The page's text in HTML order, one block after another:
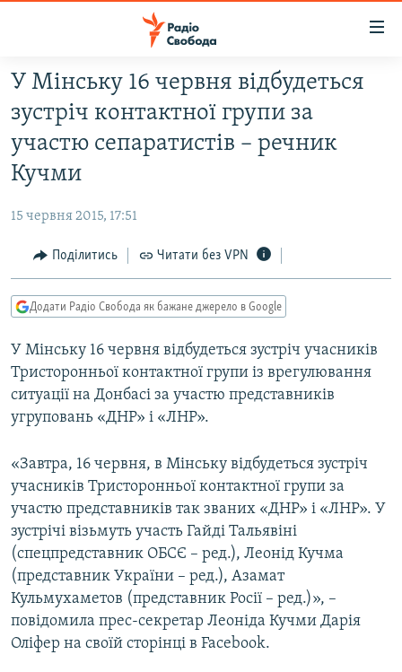
Перейти
до
основного
матеріалу
Перейти
до
навігації
Перейти
пошуку
РАДІО СВОБОДА – 70 РОКІВ
ВСЕ ЗА ДОБУ
СТАТТІ
ЕКОНОМІКА
СУСПІЛЬСТВО
СПОРТ
УКРАЇНА
ВІЙНА
РОСІЙСЬКА «ФІЛЬТРАЦІЯ»
ДОНБАС.РЕАЛІЇ
ТИ ЯК?
СХЕМИ
КИТАЙ.ВИКЛИКИ
МУЛЬТИМЕДІА
СПЕЦПРОЄКТИ
ПОДКАСТИ
КРИМ РЕАЛІЇ
РУС
УКР
КТАТ
У Мінську 16 червня відбудеться
зустріч контактної групи за
участю сепаратистів – речник
Кучми
15 червня 2015, 17:51
Поділитись Читати без VPN
Додати Радіо Свобода як бажане джерело в Google
У Мінську 16 червня відбудеться зустріч учасників
Тристоронньої контактної групи із врегулювання
ситуації на Донбасі за участю представників
угруповань «ДНР» і «ЛНР».
«Завтра, 16 червня, в Мінську відбудеться зустріч
учасників Тристоронньої контактної групи за
участю представників так званих «ДНР» і «ЛНР». У
зустрічі візьмуть участь Гайді Тальявіні
(спецпредставник ОБСЄ – ред.), Леонід Кучма
(представник України – ред.), Азамат
Кульмухаметов (представник Росії – ред.)», –
повідомила прес-секретар Леоніда Кучми Дарія
Оліфер на своїй сторінці в Facebook.